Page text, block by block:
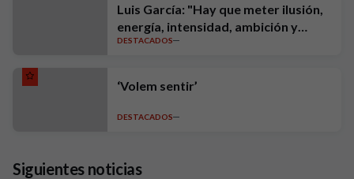
Luis García: "Hay que meter ilusión,
energía, intensidad, ambición y
exigencia"
DESTACADOS
‘Volem sentir’
DESTACADOS
Siguientes noticias